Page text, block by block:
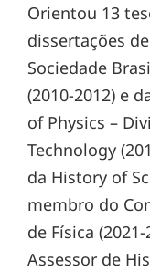
Orientou 13
dissertações
Sociedade
(2010-2012) e
of Physics –
Technology
da History of
membro do
de Física
Assessor de